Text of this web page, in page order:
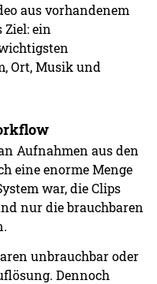
aus vorhandenem
Ziel: ein
Ort, Musik und
Aufnahmen aus den
eine enorme Menge
war, die Clips
nur die brauchbaren
unbrauchbar oder
Dennoch